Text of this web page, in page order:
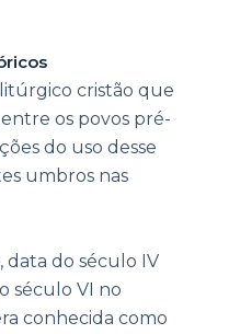
cristão que
os povos pré-
do uso desse
umbros nas
data do século IV
século VI no
conhecida como